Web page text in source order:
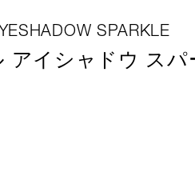
SPARKLE
イシャドウ スパ